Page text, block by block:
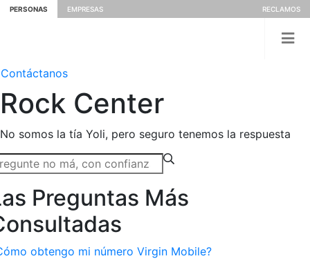
PERSONAS EMPRESAS RECLAMOS
Contáctanos
Rock Center
No somos la tía Yoli, pero seguro tenemos la respuesta
Preguntas Más
obtengo mi número Virgin Mobile?